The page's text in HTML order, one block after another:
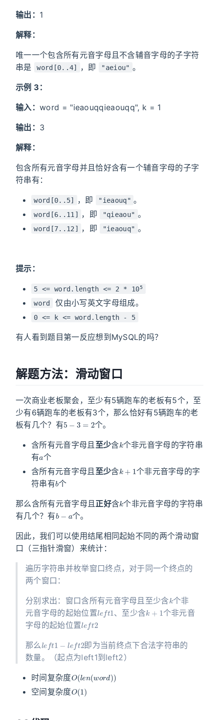
输出： 1
解释：
唯一一个包含所有元音字母且不含辅音字母的子字符
串是
word[0..4] ，即 "aeiou" 。
示例 3：
输入： word = "ieaouqqieaouqq", k = 1
输出： 3
解释：
包含所有元音字母并且恰好含有一个辅音字母的子字
符串有：
word[0..5] ，即 "ieaouq" 。
word[6..11] ，即 "qieaou" 。
word[7..12] ，即 "ieaouq" 。
提示：
5 <= word.length <= 2 * 105
word 仅由小写英文字母组成。
0 <= k <= word.length - 5
有人看到题目第一反应想到MySQL的吗？
解题方法：滑动窗口
一次商业老板聚会，至少有5辆跑车的老板有5个，至
少有6辆跑车的老板有3个，那么恰好有5辆跑车的老
板有几个？有
5−3=2
个。
含所有元音字母且 至少含 个非元音字母的字符串
有
a
个
含所有元音字母且 至少含
个非元音字母的字
符串有
b
个
那么含所有元音字母且 正好含 个非元音字母的字符串
有几个？有
b−a
个。
因此，我们可以使用结尾相同起始不同的两个滑动窗
口（三指针滑窗）来统计：
遍历字符串并枚举窗口终点，对于同一个终点的
两个窗口：
分别求出：窗口含所有元音字母且至少含 个非
元音字母的起始位置
le ft1
、至少含
k+1
个非元音
字母的起始位置
left2
那么
即为当前终点下合法字符串的
数量。（起点为left1到left2）
时间复杂度
空间复杂度
O (1)